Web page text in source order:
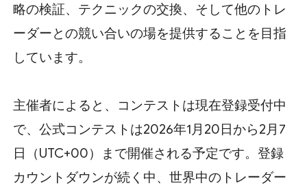
略の検証、テクニックの交換、そして他のトレ
ーダーとの競い合いの場を提供することを目指
しています。
主催者によると、コンテストは現在登録受付中
で、公式コンテストは2026年1月20日から2月7
日（UTC+00）まで開催される予定です。登録
カウントダウンが続く中、世界中のトレーダー